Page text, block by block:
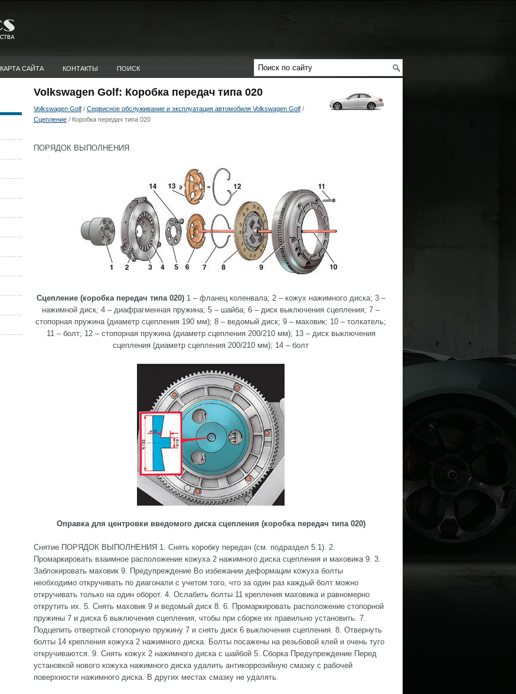
КАРТА САЙТА КОНТАКТЫ ПОИСК
Volkswagen Golf: Коробка передач типа 020
Volkswagen Golf / Сервисное обслуживание и эксплуатация автомобиля Volkswagen Golf /
Сцепление / Коробка передач типа 020
ПОРЯДОК ВЫПОЛНЕНИЯ
Сцепление (коробка передач типа 020)1 – фланец коленвала; 2 – кожух нажимного диска; 3 –
нажимной диск; 4 – диафрагменная пружина; 5 – шайба; 6 – диск выключения сцепления; 7 –
стопорная пружина (диаметр сцепления 190 мм); 8 – ведомый диск; 9 – маховик; 10 – толкатель;
11 – болт; 12 – стопорная пружина (диаметр сцепления 200/210 мм); 13 – диск выключения
сцепления (диаметр сцепления 200/210 мм); 14 – болт
Оправка для центровки введомого диска сцепления (коробка передач типа 020)
Снятие ПОРЯДОК ВЫПОЛНЕНИЯ 1. Снять коробку передач (см. подраздел 5.1). 2.
Промаркировать взаимное расположение кожуха 2 нажимного диска сцепления и маховика 9. 3.
Заблокировать маховик 9. Предупреждение Во избежании деформации кожуха болты
необходимо откручивать по диагонали с учетом того, что за один раз каждый болт можно
откручивать только на один оборот. 4. Ослабить болты 11 крепления маховика и равномерно
открутить их. 5. Снять маховик 9 и ведомый диск 8. 6. Промаркировать расположение стопорной
пружины 7 и диска 6 выключения сцепления, чтобы при сборке их правильно установить. 7.
Подцепить отверткой стопорную пружину 7 и снять диск 6 выключения сцепления. 8. Отвернуть
болты 14 крепления кожуха 2 нажимного диска. Болты посажены на резьбовой клей и очень туго
откручиваются. 9. Снять кожух 2 нажимного диска с шайбой 5. Сборка Предупреждение Перед
установкой нового кожуха нажимного диска удалить антикоррозийную смазку с рабочей
поверхности нажимного диска. В других местах смазку не удалять.